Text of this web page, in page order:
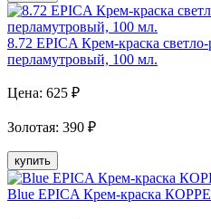
8.72 EPICA Крем-краска
перламутровый, 100 мл.
Цена: 625 ₽
Золотая: 390 ₽
купить
Blue EPICA Крем-краска